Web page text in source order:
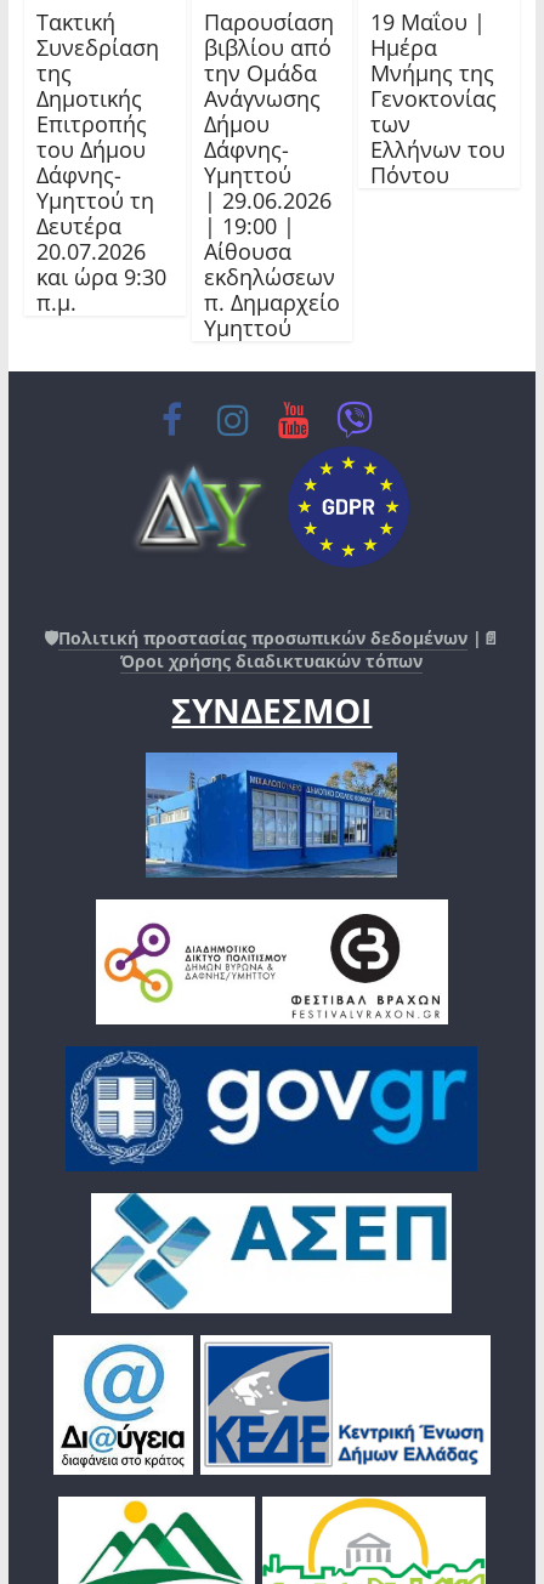
Τακτική
Συνεδρίαση
της
Δημοτικής
Επιτροπής
του Δήμου
Δάφνης-
Υμηττού τη
Δευτέρα
20.07.2026
και ώρα 9:30
π.μ.
Παρουσίαση
βιβλίου από
την Ομάδα
Ανάγνωσης
Δήμου
Δάφνης-
Υμηττού
| 29.06.2026
| 19:00 |
Αίθουσα
εκδηλώσεων
π. Δημαρχείο
Υμηττού
19 Μαΐου |
Ημέρα
Μνήμης της
Γενοκτονίας
των
Ελλήνων του
Πόντου
🛡️Πολιτική προστασίας προσωπικών δεδομένων |📄
Όροι χρήσης διαδικτυακών τόπων
ΣΥΝΔΕΣΜΟΙ